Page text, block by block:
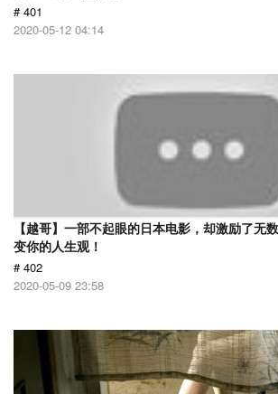
# 401
2020-05-12 04:14
【越哥】一部不起眼的日本电影，却激励了无
变你的人生观！
# 402
2020-05-09 23:58